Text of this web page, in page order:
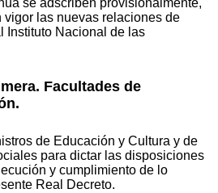
se adscriben provisionalmente,
vigor las nuevas relaciones de
Instituto Nacional de las
Facultades de
de Educación y Cultura y de
para dictar las disposiciones
y cumplimiento de lo
Real Decreto.